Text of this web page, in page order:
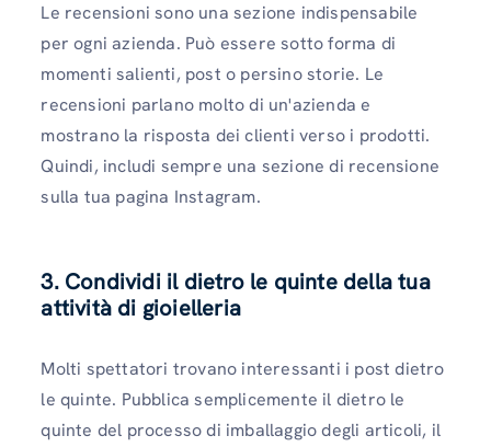
Le recensioni sono una sezione indispensabile
per ogni azienda. Può essere sotto forma di
momenti salienti, post o persino storie. Le
recensioni parlano molto di un'azienda e
mostrano la risposta dei clienti verso i prodotti.
Quindi, includi sempre una sezione di recensione
sulla tua pagina Instagram.
3. Condividi il dietro le quinte della tua
attività di gioielleria
Molti spettatori trovano interessanti i post dietro
le quinte. Pubblica semplicemente il dietro le
quinte del processo di imballaggio degli articoli, il